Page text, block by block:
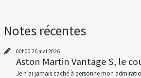
Notes récentes
00h00 26 mai 2026
Aston Martin Vantage S, le
Je n’ai jamais caché à personne mon